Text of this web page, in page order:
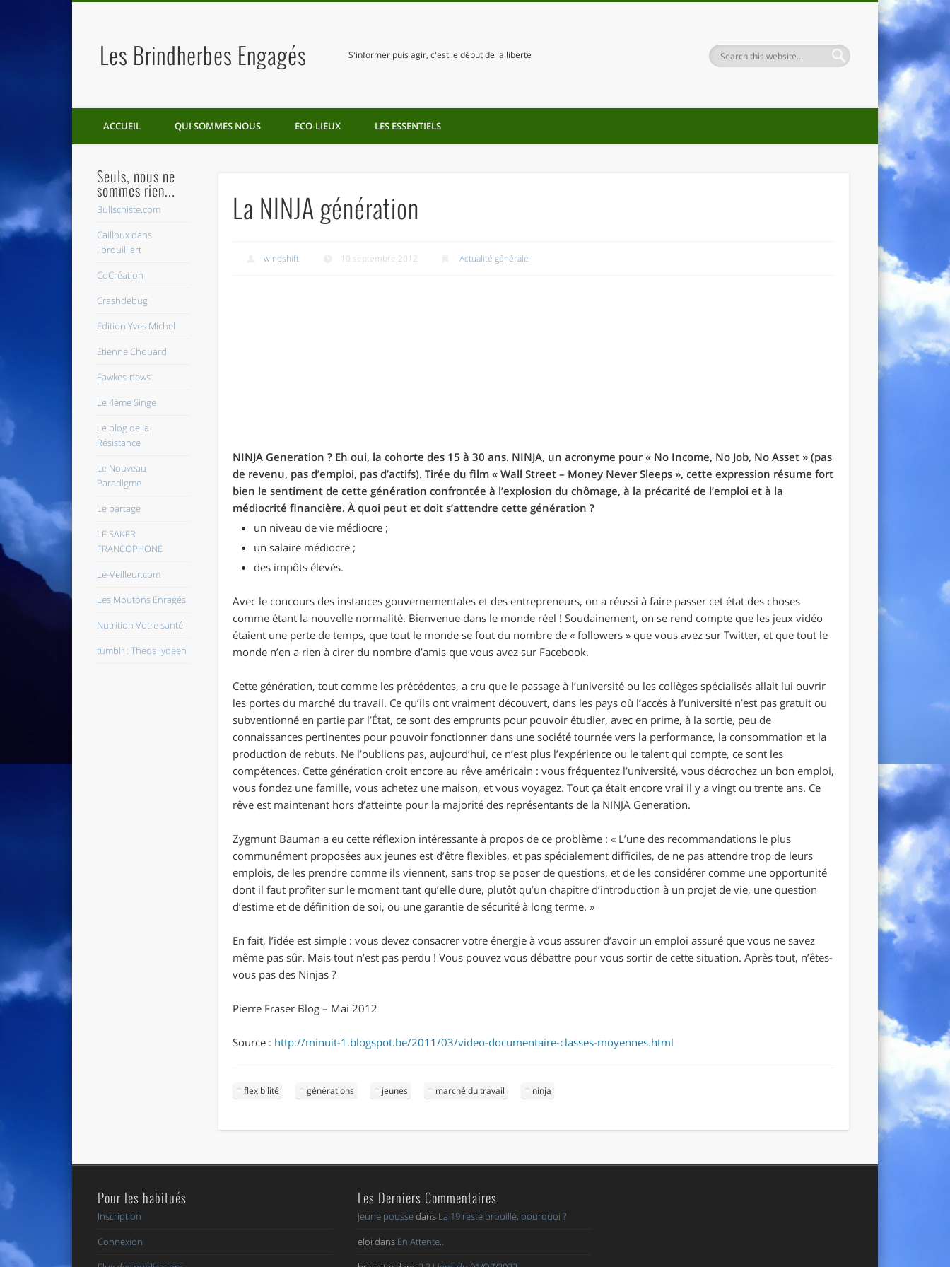
Les Brindherbes Engagés S'informer puis agir, c'est le début de la liberté
ACCUEIL QUI SOMMES NOUS ECO-LIEUX LES ESSENTIELS
La NINJA génération
windshift 10 septembre 2012 Actualité générale
NINJA Generation ? Eh oui, la cohorte des 15 à 30 ans. NINJA, un acronyme pour « No Income, No Job, No Asset » (pas
de revenu, pas d’emploi, pas d’actifs). Tirée du film « Wall Street – Money Never Sleeps », cette expression résume fort
bien le sentiment de cette génération confrontée à l’explosion du chômage, à la précarité de l’emploi et à la
médiocrité financière. À quoi peut et doit s’attendre cette génération ?
un niveau de vie médiocre ;
un salaire médiocre ;
des impôts élevés.
Avec le concours des instances gouvernementales et des entrepreneurs, on a réussi à faire passer cet état des choses
comme étant la nouvelle normalité. Bienvenue dans le monde réel ! Soudainement, on se rend compte que les jeux vidéo
étaient une perte de temps, que tout le monde se fout du nombre de « followers » que vous avez sur Twitter, et que tout le
monde n’en a rien à cirer du nombre d’amis que vous avez sur Facebook.
Cette génération, tout comme les précédentes, a cru que le passage à l’université ou les collèges spécialisés allait lui ouvrir
les portes du marché du travail. Ce qu’ils ont vraiment découvert, dans les pays où l’accès à l’université n’est pas gratuit ou
subventionné en partie par l’État, ce sont des emprunts pour pouvoir étudier, avec en prime, à la sortie, peu de
connaissances pertinentes pour pouvoir fonctionner dans une société tournée vers la performance, la consommation et la
production de rebuts. Ne l’oublions pas, aujourd’hui, ce n’est plus l’expérience ou le talent qui compte, ce sont les
compétences. Cette génération croit encore au rêve américain : vous fréquentez l’université, vous décrochez un bon emploi,
vous fondez une famille, vous achetez une maison, et vous voyagez. Tout ça était encore vrai il y a vingt ou trente ans. Ce
rêve est maintenant hors d’atteinte pour la majorité des représentants de la NINJA Generation.
Zygmunt Bauman a eu cette réflexion intéressante à propos de ce problème : « L’une des recommandations le plus
communément proposées aux jeunes est d’être flexibles, et pas spécialement difficiles, de ne pas attendre trop de leurs
emplois, de les prendre comme ils viennent, sans trop se poser de questions, et de les considérer comme une opportunité
dont il faut profiter sur le moment tant qu’elle dure, plutôt qu’un chapitre d’introduction à un projet de vie, une question
d’estime et de définition de soi, ou une garantie de sécurité à long terme. »
En fait, l’idée est simple : vous devez consacrer votre énergie à vous assurer d’avoir un emploi assuré que vous ne savez
même pas sûr. Mais tout n’est pas perdu ! Vous pouvez vous débattre pour vous sortir de cette situation. Après tout, n’êtes-
vous pas des Ninjas ?
Pierre Fraser Blog – Mai 2012
Source : http://minuit-1.blogspot.be/2011/03/video-documentaire-classes-moyennes.html
flexibilité générations jeunes marché du travail ninja
Seuls, nous ne
sommes rien...
Bullschiste.com
Cailloux dans
l'brouill'art
CoCréation
Crashdebug
Edition Yves Michel
Etienne Chouard
Fawkes-news
Le 4ème Singe
Le blog de la
Résistance
Le Nouveau
Paradigme
Le partage
LE SAKER
FRANCOPHONE
Le-Veilleur.com
Les Moutons Enragés
Nutrition Votre santé
tumblr : Thedailydeen
Pour les habitués
Inscription
Connexion
Les Derniers Commentaires
jeune poussedans La 19 reste brouillé, pourquoi ?
eloi dans En Attente..